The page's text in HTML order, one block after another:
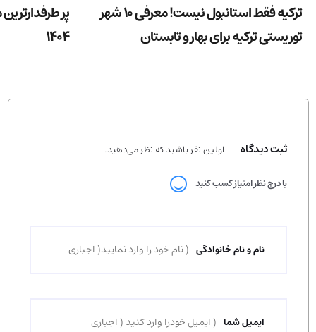
ترکیه فقط استانبول نیست! معرفی 10 شهر
توریستی ترکیه برای بهار و تابستان
پر
1404
ثبت دیدگاه اولین نفر باشید که نظر می‌دهید.
با درج نظر امتیاز کسب کنید
نام و نام خانوادگی
ایمیل شما